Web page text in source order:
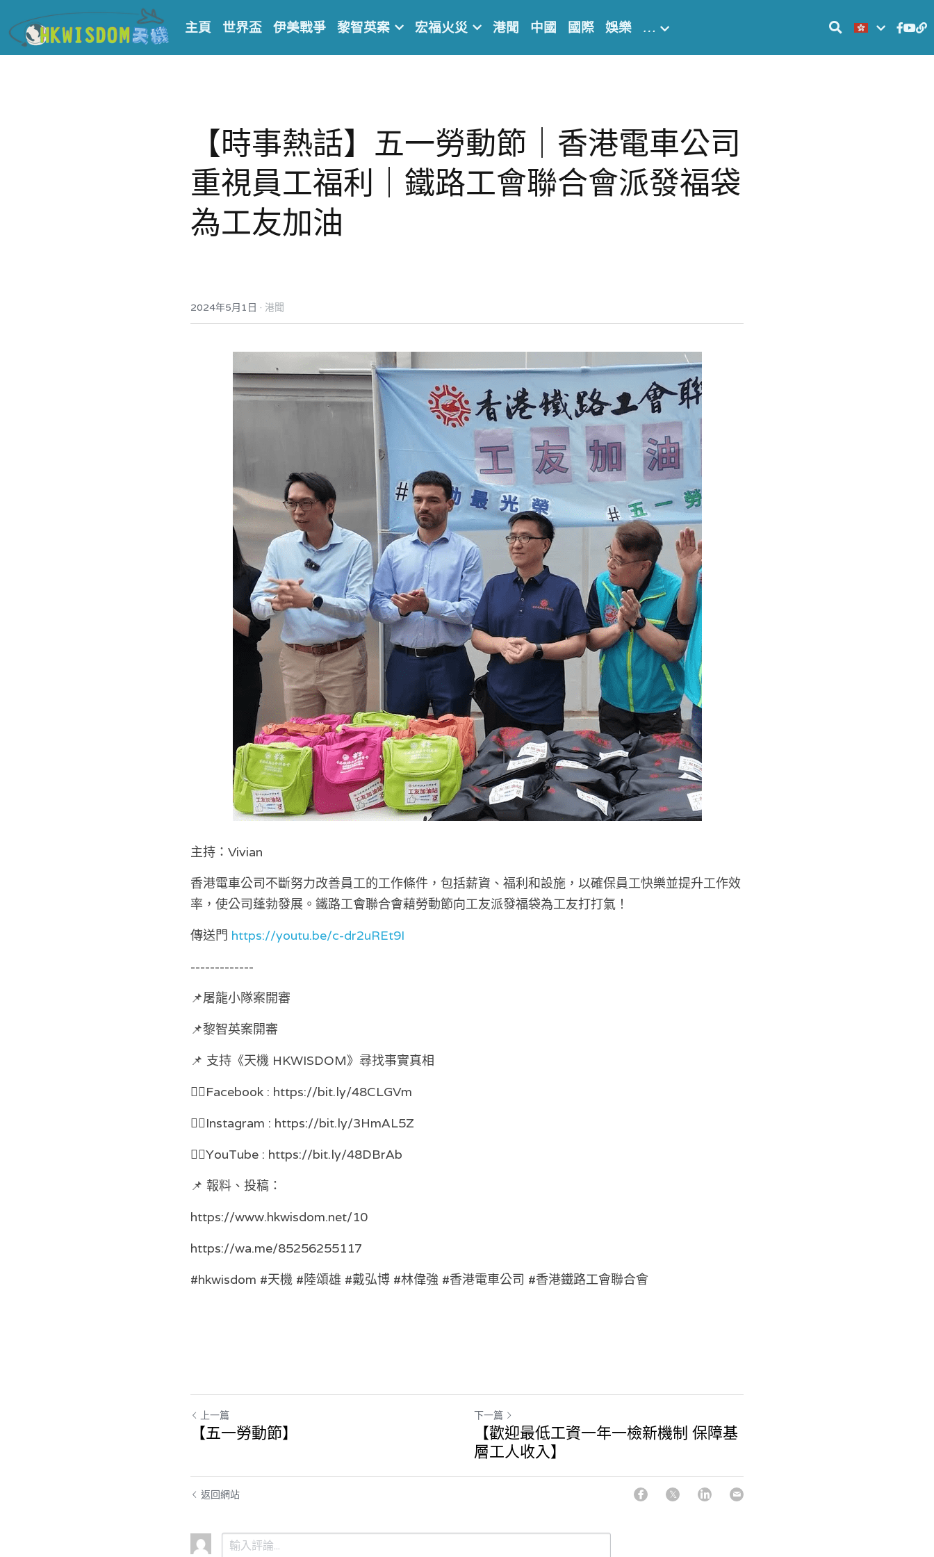
主頁 世界盃 伊美戰爭 黎智英案 宏福火災 港聞 中國 國際 娛樂 …
【時事熱話】五一勞動節｜香港電車公司
重視員工福利｜鐵路工會聯合會派發福袋
為工友加油
2024年5月1日 · 港聞
主持：Vivian
香港電車公司不斷努力改善員工的工作條件，包括薪資、福利和設施，以確保員工快樂並提升工作效
率，使公司蓬勃發展。鐵路工會聯合會藉勞動節向工友派發福袋為工友打打氣！
傳送門 https://youtu.be/c-dr2uREt9I
-------------
📌屠龍小隊案開審
📌黎智英案開審
📌 支持《天機 HKWISDOM》尋找事實真相
👉🏻Facebook : https://bit.ly/48CLGVm
👉🏻Instagram : https://bit.ly/3HmAL5Z
👉🏻YouTube : https://bit.ly/48DBrAb
📌 報料、投稿：
https://www.hkwisdom.net/10
https://wa.me/85256255117
#hkwisdom #天機 #陸頌雄 #戴弘博 #林偉強 #香港電車公司 #香港鐵路工會聯合會
上一篇
【五一勞動節】
下一篇
【歡迎最低工資一年一檢新機制 保障基
層工人收入】
返回網站